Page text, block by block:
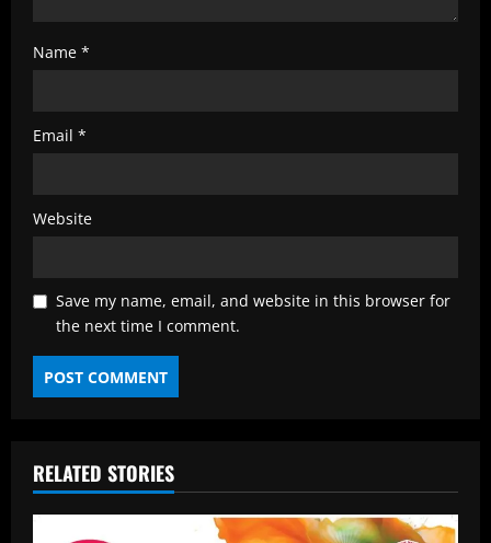
Name *
Email *
Website
Save my name, email, and website in this browser for
the next time I comment.
RELATED STORIES